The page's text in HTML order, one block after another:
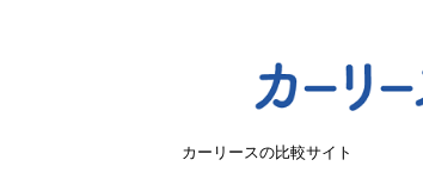
カーリースの比較サイト